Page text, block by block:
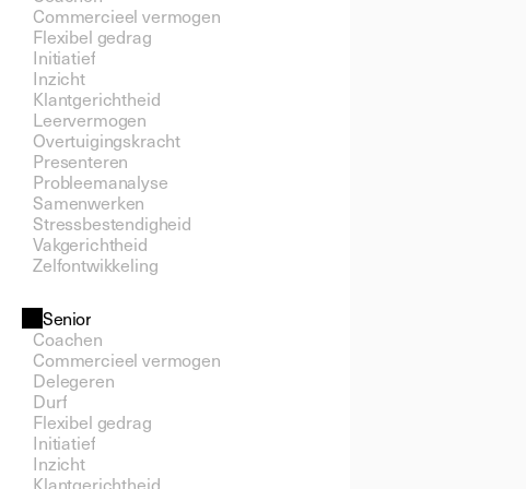
Commercieel vermogen
Flexibel gedrag
Initiatief
Inzicht
Klantgerichtheid
Leervermogen
Overtuigingskracht
Presenteren
Probleemanalyse
Samenwerken
Stressbestendigheid
Vakgerichtheid
Zelfontwikkeling
Senior
Coachen
Commercieel vermogen
Delegeren
Durf
Flexibel gedrag
Initiatief
Inzicht
Klantgerichtheid